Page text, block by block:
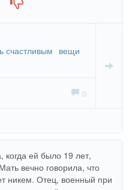
счастливым вещи
0
ей было 19 лет,
вечно говорила, что
никем. Отец, военный при